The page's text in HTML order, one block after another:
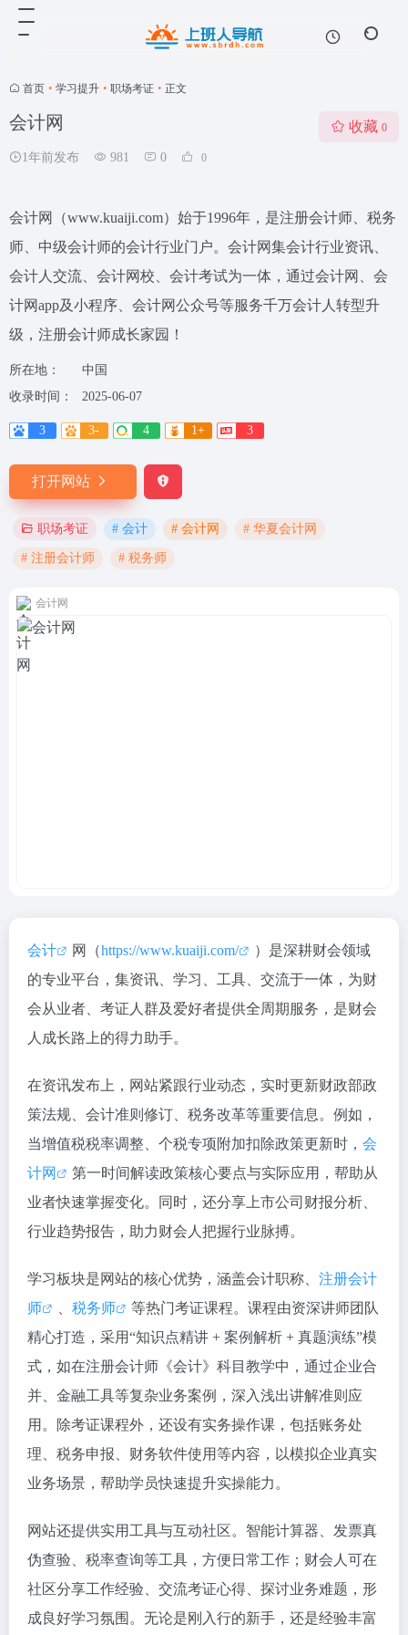
首页 • 学习提升 • 职场考证 • 正文
会计网
1年前发布 981 0 0
收藏 0
会计网（www.kuaiji.com）始于1996年，是注册会计师、税务
师、中级会计师的会计行业门户。会计网集会计行业资讯、
会计人交流、会计网校、会计考试为一体，通过会计网、会
计网app及小程序、会计网公众号等服务千万会计人转型升
级，注册会计师成长家园！
所在地：
中国
收录时间：
2025-06-07
3 3- 4 1+ 3
打开网站
职场考证 # 会计 # 会计网 # 华夏会计网
# 注册会计师 # 税务师
会计网
会计 网（https://www.kuaiji.com/
）是深耕财会领域
的专业平台，集资讯、学习、工具、交流于一体，为财
会从业者、考证人群及爱好者提供全周期服务，是财会
人成长路上的得力助手。
在资讯发布上，网站紧跟行业动态，实时更新财政部政
策法规、会计准则修订、税务改革等重要信息。例如，
当增值税税率调整、个税专项附加扣除政策更新时， 会
计网
第一时间解读政策核心要点与实际应用，帮助从
业者快速掌握变化。同时，还分享上市公司财报分析、
行业趋势报告，助力财会人把握行业脉搏。
学习板块是网站的核心优势，涵盖会计职称、 注册会计
师
税务师
等热门考证课程。课程由资深讲师团队
精心打造，采用“知识点精讲 + 案例解析 + 真题演练”模
式，如在注册会计师《会计》科目教学中，通过企业合
并、金融工具等复杂业务案例，深入浅出讲解准则应
用。除考证课程外，还设有实务操作课，包括账务处
理、税务申报、财务软件使用等内容，以模拟企业真实
业务场景，帮助学员快速提升实操能力。
网站还提供实用工具与互动社区。智能计算器、发票真
伪查验、税率查询等工具，方便日常工作；财会人可在
社区分享工作经验、交流考证心得、探讨业务难题，形
成良好学习氛围。无论是刚入行的新手，还是经验丰富